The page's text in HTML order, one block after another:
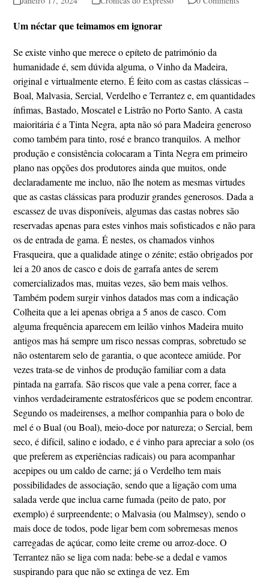
Um néctar que teimamos em ignorar
Se existe vinho que merece o epíteto de património da
humanidade é, sem dúvida alguma, o Vinho da Madeira,
original e virtualmente eterno. É feito com as castas clássicas –
Boal, Malvasia, Sercial, Verdelho e Terrantez e, em quantidades
ínfimas, Bastado, Moscatel e Listrão no Porto Santo. A casta
maioritária é a Tinta Negra, apta não só para Madeira generoso
como também para tinto, rosé e branco tranquilos. A melhor
produção e consistência colocaram a Tinta Negra em primeiro
plano nas opções dos produtores ainda que muitos, onde
declaradamente me incluo, não lhe notem as mesmas virtudes
que as castas clássicas para produzir grandes generosos. Dada a
escassez de uvas disponíveis, algumas das castas nobres são
reservadas apenas para estes vinhos mais sofisticados e não para
os de entrada de gama. É nestes, os chamados vinhos
Frasqueira, que a qualidade atinge o zénite; estão obrigados por
lei a 20 anos de casco e dois de garrafa antes de serem
comercializados mas, muitas vezes, são bem mais velhos.
Também podem surgir vinhos datados mas com a indicação
Colheita que a lei apenas obriga a 5 anos de casco. Com
alguma frequência aparecem em leilão vinhos Madeira muito
antigos mas há sempre um risco nessas compras, sobretudo se
não ostentarem selo de garantia, o que acontece amiúde. Por
vezes trata-se de vinhos de produção familiar com a data
pintada na garrafa. São riscos que vale a pena correr, face a
vinhos verdadeiramente estratosféricos que se podem encontrar.
Segundo os madeirenses, a melhor companhia para o bolo de
mel é o Bual (ou Boal), meio-doce por natureza; o Sercial, bem
seco, é difícil, salino e iodado, e é vinho para apreciar a solo (os
que preferem as experiências radicais) ou para acompanhar
acepipes ou um caldo de carne; já o Verdelho tem mais
possibilidades de associação, sendo que a ligação com uma
salada verde que inclua carne fumada (peito de pato, por
exemplo) é surpreendente; o Malvasia (ou Malmsey), sendo o
mais doce de todos, pode ligar bem com sobremesas menos
carregadas de açúcar, como leite creme ou arroz-doce. O
Terrantez não se liga com nada: bebe-se a dedal e vamos
suspirando para que não se extinga de vez. Em